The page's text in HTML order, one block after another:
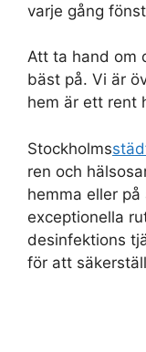
varje gång
Att ta hand om
bäst på. Vi är
hem är ett rent
Stockholms
ren och
hemma eller
exceptionella
desinfektions
för att